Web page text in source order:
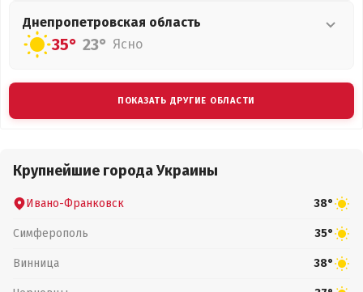
Днепропетровская область
35° 23° Ясно
ПОКАЗАТЬ ДРУГИЕ ОБЛАСТИ
Крупнейшие города Украины
Ивано-Франковск 38°
Симферополь 35°
Винница 38°